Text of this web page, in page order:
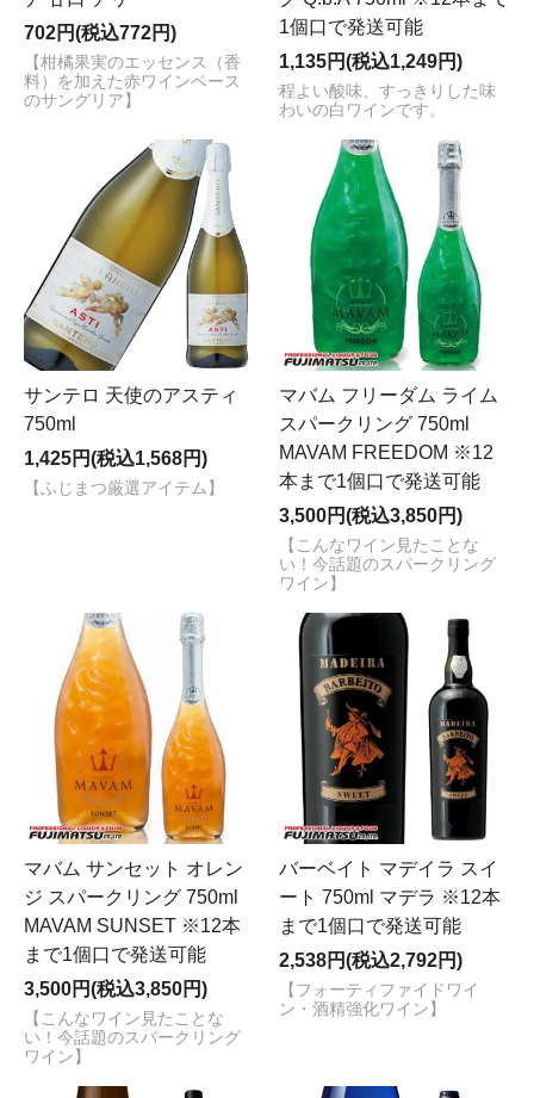
702円(税込772円)
【柑橘果実のエッセンス（香
料）を加えた赤ワインベース
のサングリア】
1個口で発送可能
1,135円(税込1,249円)
程よい酸味、すっきりした味
わいの白ワインです。
サンテロ 天使のアスティ
750ml
1,425円(税込1,568円)
【ふじまつ厳選アイテム】
マバム フリーダム ライム
スパークリング 750ml
MAVAM FREEDOM ※12
本まで1個口で発送可能
3,500円(税込3,850円)
【こんなワイン見たことな
い！今話題のスパークリング
ワイン】
マバム サンセット オレン
ジ スパークリング 750ml
MAVAM SUNSET ※12本
まで1個口で発送可能
3,500円(税込3,850円)
【こんなワイン見たことな
い！今話題のスパークリング
ワイン】
バーベイト マデイラ スイ
ート 750ml マデラ ※12本
まで1個口で発送可能
2,538円(税込2,792円)
【フォーティファイドワイ
ン・酒精強化ワイン】